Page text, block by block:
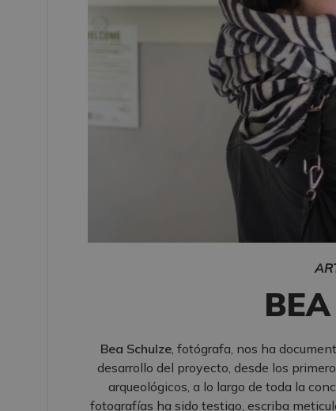
Bea Schulze , fotógrafa, nos ha
desarrollo del proyecto, desde los
arqueológicos, a lo largo de toda la
fotografías ha sido testigo, escriba